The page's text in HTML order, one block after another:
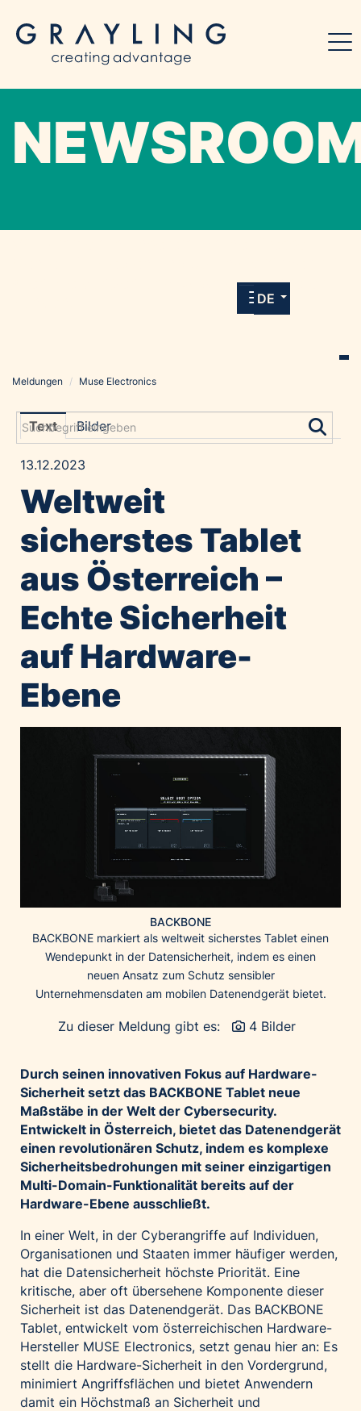
allen Meldungen und Downloads unserer
DE
Grayling Agentur
Alawyer
Amadeus Austrian Music Awards
Constantia Flexibles
Costa Kreuzfahrten
Emirates
Expo 2025 Osaka
GE HealthCare
Home of Work
Kroatische Zentrale für Tourismus
List Holding Gruppe
Microsoft
Mondelēz Österreich
Muse Electronics
Ökopharm
Palfinger AG
Polestar
REXEL Austria
Starbucks
Superbrands Austria
Vollpension
win2day
Wolt
woom bikes
Kontakt
Meldungen / Muse Electronics
Text Bilder
13.12.2023
Weltweit
sicherstes Tablet
aus Österreich –
Echte Sicherheit
auf Hardware-
Ebene
BACKBONE
BACKBONE markiert als weltweit sicherstes Tablet einen
Wendepunkt in der Datensicherheit, indem es einen
neuen Ansatz zum Schutz sensibler
Unternehmensdaten am mobilen Datenendgerät bietet.
Zu dieser Meldung gibt es: 4 Bilder
Durch seinen innovativen Fokus auf Hardware-
Sicherheit setzt das BACKBONE Tablet neue
Maßstäbe in der Welt der Cybersecurity.
Entwickelt in Österreich, bietet das Datenendgerät
einen revolutionären Schutz, indem es komplexe
Sicherheitsbedrohungen mit seiner einzigartigen
Multi-Domain-Funktionalität bereits auf der
Hardware-Ebene ausschließt.
In einer Welt, in der Cyberangriffe auf Individuen,
Organisationen und Staaten immer häufiger werden,
hat die Datensicherheit höchste Priorität. Eine
kritische, aber oft übersehene Komponente dieser
Sicherheit ist das Datenendgerät. Das BACKBONE
Tablet, entwickelt vom österreichischen Hardware-
Hersteller MUSE Electronics, setzt genau hier an: Es
stellt die Hardware-Sicherheit in den Vordergrund,
minimiert Angriffsflächen und bietet Anwendern
damit ein Höchstmaß an Sicherheit und